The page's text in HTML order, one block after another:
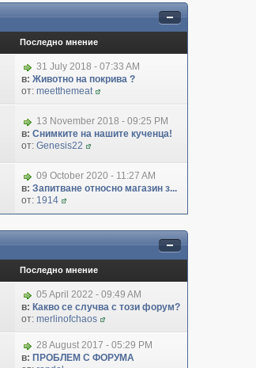
Последно мнение
31 July 2018 - 07:33 AM
в: Животно на покрива ?
от: meetthemeat
13 November 2018 - 09:25 PM
в: Снимките на нашите кученца!
от: Genesis22
09 October 2020 - 11:27 AM
в: Запитване относно магазин з...
от: 1914
Последно мнение
05 April 2022 - 09:49 AM
в: Какво се случва с този форум?
от: merlinofchaos
28 August 2017 - 05:29 PM
в: ПРОБЛЕМ С ФОРУМА